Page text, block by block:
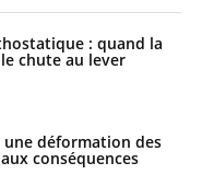
: quand la
chute au lever
une déformation des
conséquences